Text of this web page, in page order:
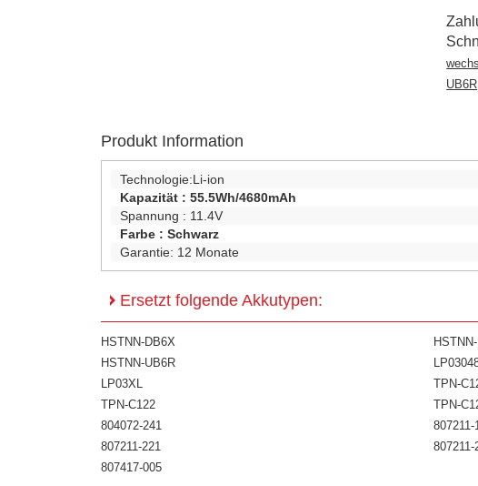
UB6R
Produkt Information
Technologie:Li-ion
Kapazität :55.5Wh/4680mAh
Spannung : 11.4V
Farbe :Schwarz
Garantie: 12 Monate
Ersetzt folgende Akkutypen:
HSTNN-DB6X
HSTNN-UB6R
LP03XL
TPN-
TPN-C122
TPN-
804072-241
807211-
807211-221
807211-
807417-005